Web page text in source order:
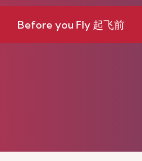
Before you Fly 起飞前